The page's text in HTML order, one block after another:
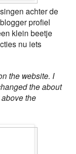
achter de
profiel
klein beetje
nu iets
the website. I
the about
the